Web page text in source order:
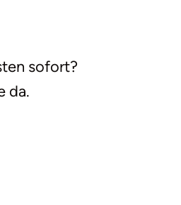
sofort?
da.